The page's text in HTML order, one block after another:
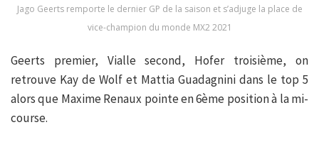
Jago Geerts remporte le dernier GP de la saison et s’adjuge la place de
vice-champion du monde MX2 2021
Geerts premier, Vialle second, Hofer troisième, on
retrouve Kay de Wolf et Mattia Guadagnini dans le top 5
alors que Maxime Renaux pointe en 6ème position à la mi-
course.